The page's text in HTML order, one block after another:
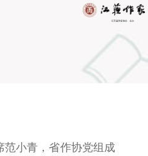
范小青，省作协党组成